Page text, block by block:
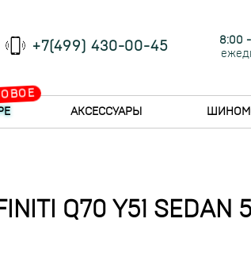
+7(499) 430-00-45
8:00
АКСЕССУАРЫ
Q70 Y51 SEDAN